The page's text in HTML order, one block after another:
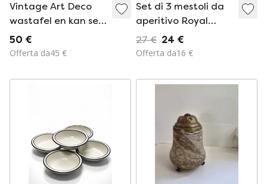
Vintage Art Deco
wastafel en kan set
van Ditmar Urbach,
Tsjechoslowakije |
kan en kom "Traute"
50 €
Offerta da45 €
Set di 3 mestoli da
aperitivo Royal
Boch
27 € 24 €
Offerta da16 €